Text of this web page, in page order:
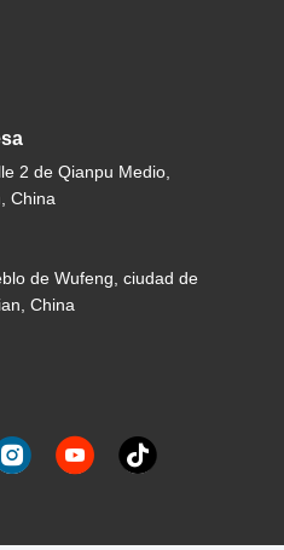
2 de Qianpu Medio,
China
de Wufeng, ciudad de
China